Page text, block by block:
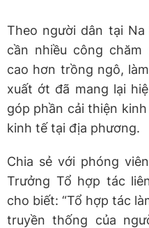
Theo người dân tại
cần nhiều công
cao hơn trồng ngô,
xuất ớt đã mang lại
góp phần cải thiện
kinh tế tại địa phương.
Chia sẻ với phóng
Trưởng Tổ hợp tác
cho biết: “Tổ hợp tác
truyền thống của